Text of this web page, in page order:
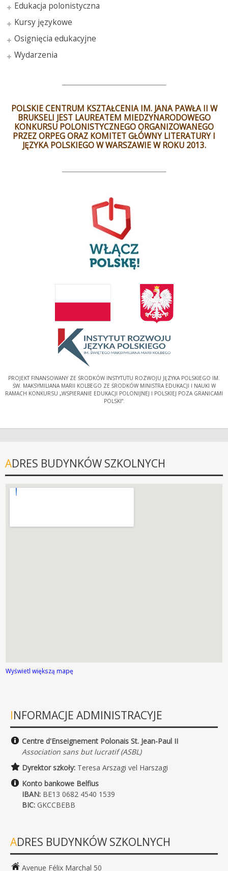
Edukacja polonistyczna
Kursy językowe
Osignięcia edukacyjne
Wydarzenia
POLSKIE CENTRUM KSZTAŁCENIA IM. JANA PAWŁA II W
BRUKSELI JEST LAUREATEM MIEDZYNARODOWEGO
KONKURSU POLONISTYCZNEGO ORGANIZOWANEGO
PRZEZ ORPEG ORAZ KOMITET GŁÓWNY LITERATURY I
JĘZYKA POLSKIEGO W WARSZAWIE W ROKU 2013.
PROJEKT FINANSOWANY ZE ŚRODKÓW INSTYTUTU ROZWOJU JĘZYKA POLSKIEGO IM.
ŚW. MAKSYMILIANA MARII KOLBEGO ZE ŚRODKÓW MINISTRA EDUKACJI I NAUKI W
RAMACH KONKURSU „WSPIERANIE EDUKACJI POLONIJNEJ I POLSKIEJ POZA GRANICAMI
POLSKI”.
ADRES BUDYNKÓW SZKOLNYCH
Wyświetl większą mapę
INFORMACJE ADMINISTRACYJE
Centre d'Enseignement Polonais St. Jean-Paul II
Association sans but lucratif (ASBL)
Dyrektor szkoły: Teresa Arszagi vel Harszagi
Konto bankowe Belfius
IBAN: BE13 0682 4540 1539
BIC: GKCCBEBB
ADRES BUDYNKÓW SZKOLNYCH
Avenue Félix Marchal 50